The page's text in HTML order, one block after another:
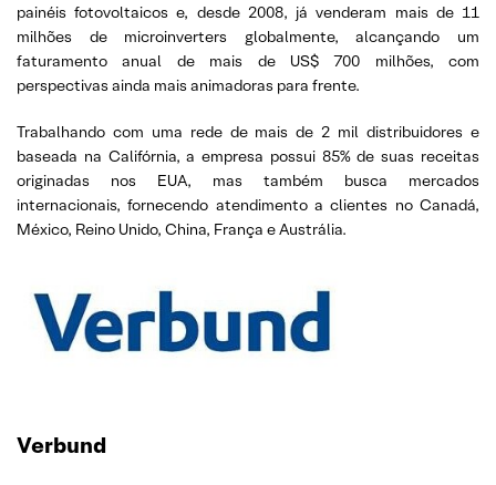
painéis fotovoltaicos e, desde 2008, já venderam mais de 11
milhões de microinverters globalmente, alcançando um
faturamento anual de mais de US$ 700 milhões, com
perspectivas ainda mais animadoras para frente.
Trabalhando com uma rede de mais de 2 mil distribuidores e
baseada na Califórnia, a empresa possui 85% de suas receitas
originadas nos EUA, mas também busca mercados
internacionais, fornecendo atendimento a clientes no Canadá,
México, Reino Unido, China, França e Austrália.
Verbund